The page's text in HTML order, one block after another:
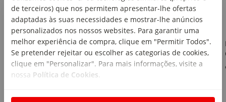
de terceiros) que nos permitem apresentar-lhe ofertas
adaptadas às suas necessidades e mostrar-lhe anúncios
personalizados nos nossos websites. Para garantir uma
melhor experiência de compra, clique em "Permitir Todos".
Se pretender rejeitar ou escolher as categorias de cookies,
clique em "Personalizar". Para mais informações, visite a
nossa Política de Cookies
Ravioli Ricota e
Espinafres Cozinha
Continente